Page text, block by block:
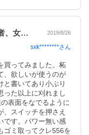
恐くないヘッジトリマー 初心者、女性に良い 2019/8/26
sxk********さん
買ってみました。柘
、欲しいが使うのが
と書いてあり小ぶり
った以上に刈れまし
表面をなでるように
スイッチを押さえ
です。パワー無い感
ゴミ取ってクレ556を